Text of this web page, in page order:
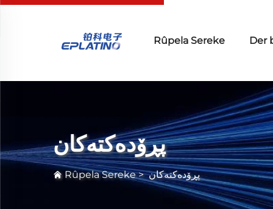
Rûpela Sereke Der
پڕۆدەکتەکان
Rûpela Sereke>پڕۆدەکتەکان